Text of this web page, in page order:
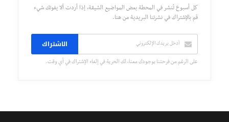
كل أسبوع تُنشر في المحطة بعض المواضيع الشيقة، إذا أردت ألا يفوتك شيء
قم بالإشتراك في نشرتنا البريدية من هنا.
الاشتراك
على الرغم من فرحتنا بوجودك معنا، لك الحرية في إلغاء الإشتراك في أي وقت.